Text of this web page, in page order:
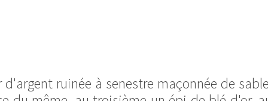
ruinée à senestre maçonnée de